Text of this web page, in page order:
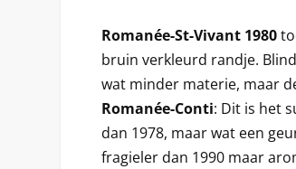
Romanée-St-Vivant 1980
bruin verkleurd randje.
wat minder materie, maar
Romanée-Conti: Dit is het
dan 1978, maar wat een
fragieler dan 1990 maar